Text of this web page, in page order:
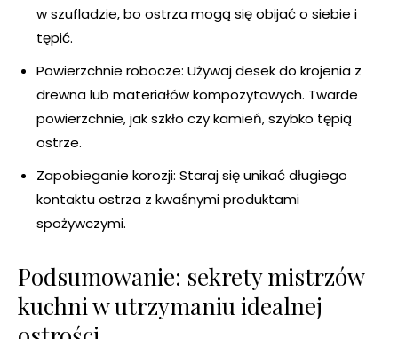
w szufladzie, bo ostrza mogą się obijać o siebie i
tępić.
Powierzchnie robocze: Używaj desek do krojenia z
drewna lub materiałów kompozytowych. Twarde
powierzchnie, jak szkło czy kamień, szybko tępią
ostrze.
Zapobieganie korozji: Staraj się unikać długiego
kontaktu ostrza z kwaśnymi produktami
spożywczymi.
Podsumowanie: sekrety mistrzów
kuchni w utrzymaniu idealnej